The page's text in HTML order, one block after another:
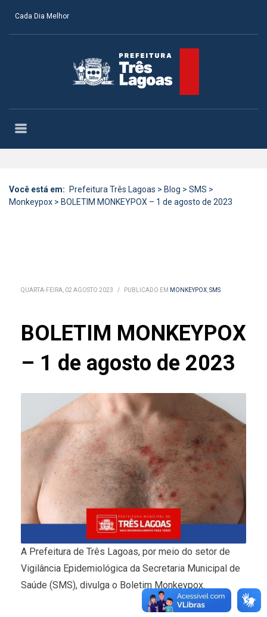
Cada Dia Melhor
Você está em: Prefeitura Três Lagoas > Blog > SMS >
Monkeypox > BOLETIM MONKEYPOX – 1 de agosto de 2023
QUARTA-FEIRA, 02 AGOSTO 2023 / PUBLICADO EM MONKEYPOX,SMS
BOLETIM MONKEYPOX
– 1 de agosto de 2023
A Prefeitura de Três Lagoas, por meio do setor de
Vigilância Epidemiológica da Secretaria Municipal de
Saúde (SMS), divulga o Boletim Monkeypox.